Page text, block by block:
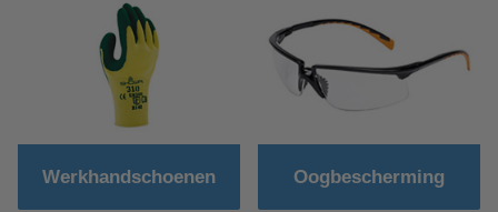
Werkhandschoenen Oogbescherming